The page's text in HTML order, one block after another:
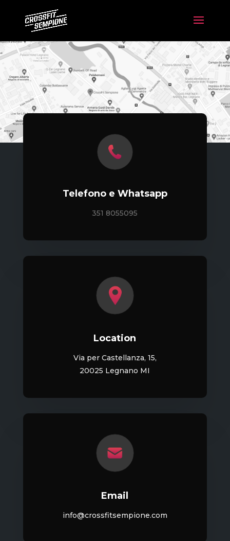
Telefono e Whatsapp
351 8055095
Location
Via per Castellanza, 15,
20025 Legnano MI
Email
info@crossfitsempione.com